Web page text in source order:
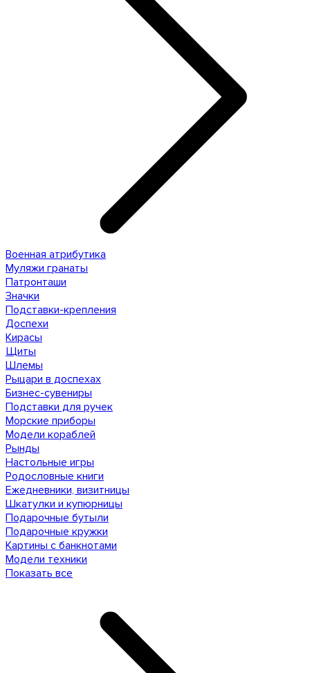
Военная атрибутика
Муляжи гранаты
Патронташи
Значки
Подставки-крепления
Доспехи
Кирасы
Щиты
Шлемы
Рыцари в доспехах
Бизнес-сувениры
Подставки для ручек
Морские приборы
Модели кораблей
Рынды
Настольные игры
Родословные книги
Ежедневники, визитницы
Шкатулки и купюрницы
Подарочные бутыли
Подарочные кружки
Картины с банкнотами
Модели техники
Показать все